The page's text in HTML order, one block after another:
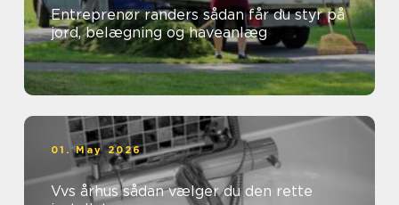
Entreprenør randers sådan får du styr på
jord, belægning og haveanlæg
01. May 2026
Vvs århus sådan vælger du den rette